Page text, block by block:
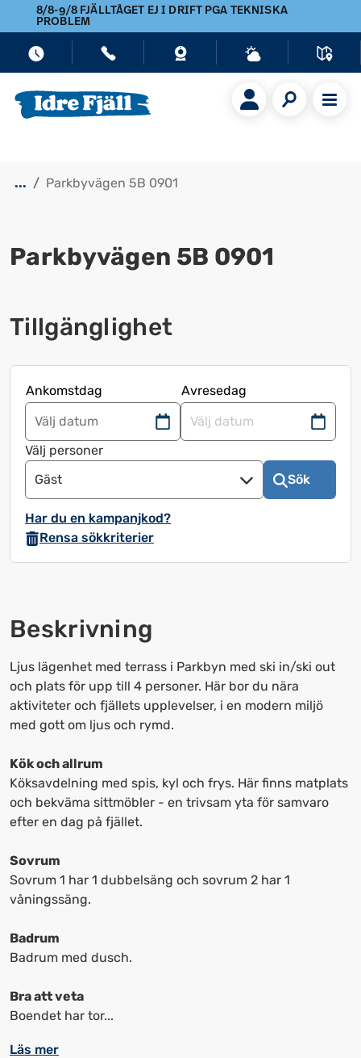
8/8-9/8 FJÄLLTÅGET EJ I DRIFT PGA TEKNISKA
PROBLEM
... Parkbyvägen 5B 0901
Parkbyvägen 5B 0901
Tillgänglighet
Ankomstdag
Avresedag
Navigera
framåt
för
att
kalendern
och
välja
Tryck
på
frågetecknet
för
att
få
kortkommandon
för
att
ändra
Navigera
välja
frågetecknet
för
att
för
att
Välj personer
Gäst
Sök
Har du en kampanjkod?
Rensa sökkriterier
Beskrivning
Ljus lägenhet med terrass i Parkbyn med ski in/ski out
och plats för upp till 4 personer. Här bor du nära
aktiviteter och fjällets upplevelser, i en modern miljö
med gott om ljus och rymd.
Kök och allrum
Köksavdelning med spis, kyl och frys. Här finns matplats
och bekväma sittmöbler - en trivsam yta för samvaro
efter en dag på fjället.
Sovrum
Sovrum 1 har 1 dubbelsäng och sovrum 2 har 1
våningssäng.
Badrum
Badrum med dusch.
Bra att veta
Boendet har tor...
Läs mer